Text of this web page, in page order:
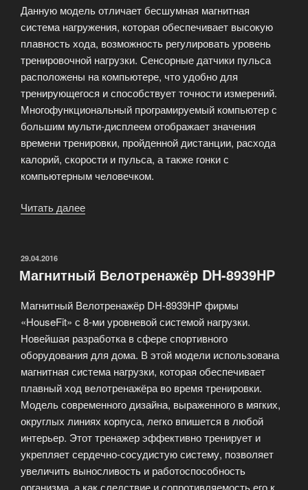
Данную модель отличает бесшумная магнитная
система нагружения, которая обеспечивает высокую
плавность хода, возможность регулировать уровень
тренировочной нагрузки. Сенсорные датчики пульса
расположены на компьютере, что удобно для
тренирующегося и способствует точности измерений.
Многофункциональный програмируемый компьютер с
большим мульти-дисплеем отображает значения
времени тренировки, пройденной дистанции, расхода
калорий, скорости и пульса, а также гонки с
компьютерным человечком.
Читать далее
ОПУБЛИКОВАНО
29.04.2016
Магнитный Велотренажёр DH-8939HP
Магнитный Велотренажёр DH-8939HP фирмы
«HouseFit» с 8-ми уровневой системой нагрузки.
Новейшая разработка в сфере спортивного
оборудования для дома. В этой модели использована
магнитная система нагрузки, которая обеспечивает
плавный ход велотренажёра во время тренировки.
Модель современного дизайна, выраженного в мягких,
округлых линиях корпуса, легко впишется в любой
интерьер. Этот тренажер эффективно тренирует и
укрепляет сердечно-сосудистую систему, позволяет
увеличить выносливость и работоспособность
организма, а как следствие и сопротивляемость его к